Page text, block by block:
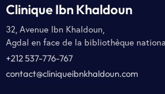
Clinique Ibn Khaldoun
32, Avenue Ibn Khaldoun,
Agdal en face de la bibliothèque
+212 537-776-767
contact@cliniqueibnkhaldoun.com